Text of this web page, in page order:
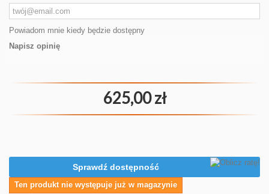
Powiadom mnie kiedy będzie dostępny
Napisz opinię
625,00 zł
Sprawdź dostępność
Ten produkt nie występuje już w magazynie